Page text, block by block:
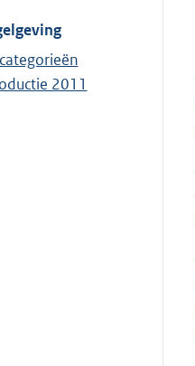
2011